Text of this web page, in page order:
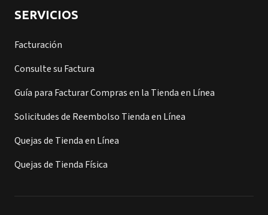
SERVICIOS
Facturación
Consulte su Factura
Guía para Facturar Compras en la Tienda en Línea
Solicitudes de Reembolso Tienda en Línea
Quejas de Tienda en Línea
Quejas de Tienda Física